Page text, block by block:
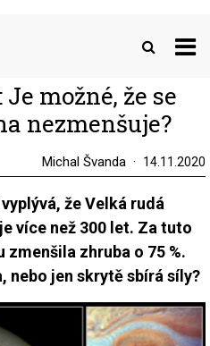
možné, že se
nezmenšuje?
Michal Švanda 14.11.2020
že Velká rudá
více než 300 let. Za tuto
zmenšila zhruba o 75 %.
nebo jen skrytě sbírá síly?